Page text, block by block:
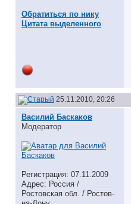
Обратиться по нику
Цитата выделенного
25.11.2010, 20:26
Василий Баскаков
Модератор
Регистрация: 07.11.2009
Адрес: Россия /
Ростовская обл. / Ростов-